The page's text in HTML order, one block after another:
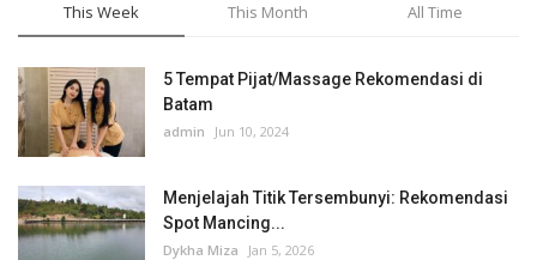
This Week This Month All Time
5 Tempat Pijat/Massage Rekomendasi di
Batam
admin Jun 10, 2024
Menjelajah Titik Tersembunyi: Rekomendasi
Spot Mancing...
Dykha Miza Jan 5, 2026